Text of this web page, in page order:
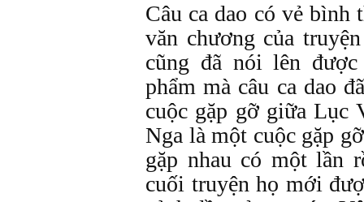
Câu ca dao có vẻ bình
văn chương của
cũng đã nói lên
phẩm mà câu ca dao
cuộc gặp gỡ giữa Lục
Nga là một cuộc gặp
gặp nhau có một lần
cuối truyện họ mới